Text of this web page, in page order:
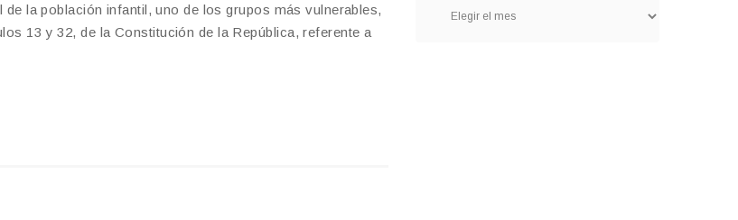
la población infantil, uno de los grupos más vulnerables,
13 y 32, de la Constitución de la República, referente a